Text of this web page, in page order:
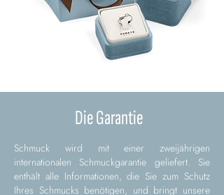
Die Garantie
Schmuck wird mit einer zweijährigen
internationalen Schmuckgarantie geliefert. Sie
enthält alle Informationen, die Sie zum Schutz
Ihres Schmucks benötigen, und bringt unsere